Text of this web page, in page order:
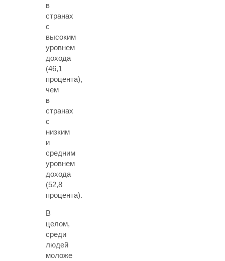
в
странах
с
высоким
уровнем
дохода
(46,1
процента),
чем
в
странах
с
низким
и
средним
уровнем
дохода
(52,8
процента).
В
целом,
среди
людей
моложе